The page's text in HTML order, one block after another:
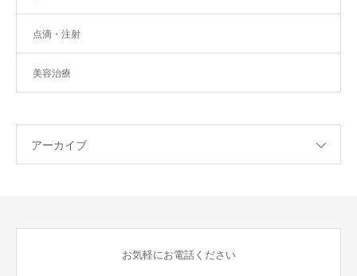
点滴・注射
美容治療
アーカイブ
お気軽にお電話ください